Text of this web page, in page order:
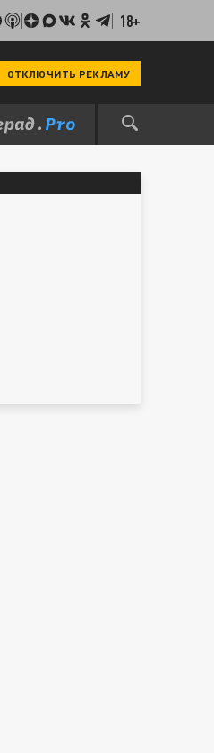
18+
ОТКЛЮЧИТЬ РЕКЛАМУ